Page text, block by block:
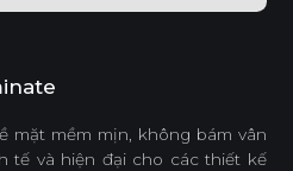
mặt mềm mịn, không bám vân
tế và hiện đại cho các thiết kế